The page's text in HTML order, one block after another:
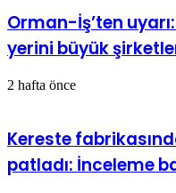
Orman-İş’ten
yerini büyük
2 hafta önce
Kereste
patladı: İnceleme